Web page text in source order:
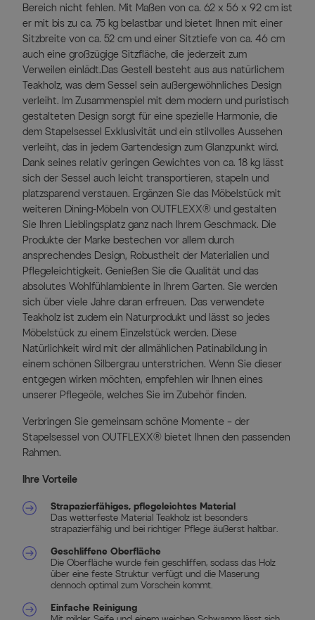
Bereich nicht fehlen. Mit Maßen von ca. 62 x 56 x 92 cm ist
er mit bis zu ca. 75 kg belastbar und bietet Ihnen mit einer
Sitzbreite von ca. 52 cm und einer Sitztiefe von ca. 46 cm
auch eine großzügige Sitzfläche, die jederzeit zum
Verweilen einlädt.Das Gestell besteht aus aus natürlichem
Teakholz, was dem Sessel sein außergewöhnliches Design
verleiht. Im Zusammenspiel mit dem modern und puristisch
gestalteten Design sorgt für eine spezielle Harmonie, die
dem Stapelsessel Exklusivität und ein stilvolles Aussehen
verleiht, das in jedem Gartendesign zum Glanzpunkt wird.
Dank seines relativ geringen Gewichtes von ca. 18 kg lässt
sich der Sessel auch leicht transportieren, stapeln und
platzsparend verstauen. Ergänzen Sie das Möbelstück mit
weiteren Dining-Möbeln von OUTFLEXX® und gestalten
Sie Ihren Lieblingsplatz ganz nach Ihrem Geschmack. Die
Produkte der Marke bestechen vor allem durch
ansprechendes Design, Robustheit der Materialien und
Pflegeleichtigkeit. Genießen Sie die Qualität und das
absolutes Wohlfühlambiente in Ihrem Garten. Sie werden
sich über viele Jahre daran erfreuen. Das verwendete
Teakholz ist zudem ein Naturprodukt und lässt so jedes
Möbelstück zu einem Einzelstück werden. Diese
Natürlichkeit wird mit der allmählichen Patinabildung in
einem schönen Silbergrau unterstrichen. Wenn Sie dieser
entgegen wirken möchten, empfehlen wir Ihnen eines
unserer Pflegeöle, welches Sie im Zubehör finden.
Verbringen Sie gemeinsam schöne Momente – der
Stapelsessel von OUTFLEXX® bietet Ihnen den passenden
Rahmen.
Ihre Vorteile
Strapazierfähiges, pflegeleichtes Material
Das wetterfeste Material Teakholz ist besonders
strapazierfähig und bei richtiger Pflege äußerst haltbar.
Geschliffene Oberfläche
Die Oberfläche wurde fein geschliffen, sodass das Holz
über eine feste Struktur verfügt und die Maserung
dennoch optimal zum Vorschein kommt.
Einfache Reinigung